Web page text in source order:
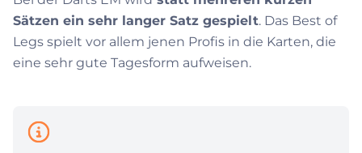
Sätzen ein sehr langer Satz gespielt. Das Best of
Legs spielt vor allem jenen Profis in die Karten, die
eine sehr gute Tagesform aufweisen.